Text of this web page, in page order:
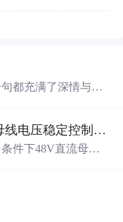
都充满了深情与爱
间歇性光伏出力下 48V 直流母线电压稳定控制及储能双向充放电闭环调控体系研究（Simulink仿真实现）
件下48V直流母线
双向DC-DC变换器
，结合光伏最大功